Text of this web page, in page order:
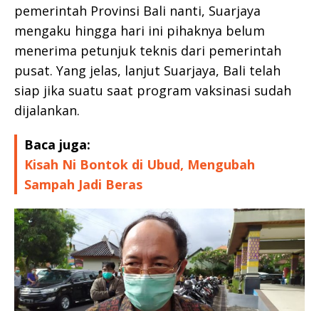
pemerintah Provinsi Bali nanti, Suarjaya
mengaku hingga hari ini pihaknya belum
menerima petunjuk teknis dari pemerintah
pusat. Yang jelas, lanjut Suarjaya, Bali telah
siap jika suatu saat program vaksinasi sudah
dijalankan.
Baca juga:
Kisah Ni Bontok di Ubud, Mengubah
Sampah Jadi Beras